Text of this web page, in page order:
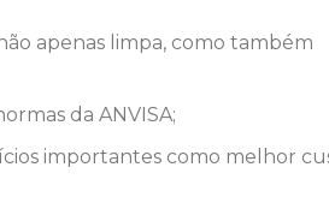
apenas limpa, como também
da ANVISA;
importantes como melhor